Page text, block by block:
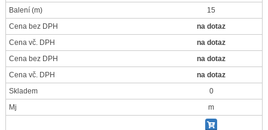
Balení (m)
15
Cena bez DPH
na dotaz
Cena vč. DPH
na dotaz
Cena bez DPH
na dotaz
Cena vč. DPH
na dotaz
Skladem
0
Mj
m